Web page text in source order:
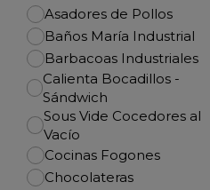
Asadores de Pollos
Baños María Industrial
Barbacoas Industriales
Calienta Bocadillos -
Sándwich
Sous Vide Cocedores al
Vacío
Cocinas Fogones
Chocolateras